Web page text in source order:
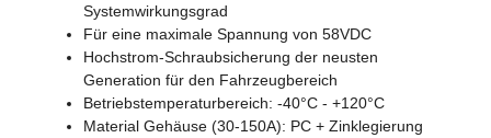
Systemwirkungsgrad
Für eine maximale Spannung von 58VDC
Hochstrom-Schraubsicherung der neusten
Generation für den Fahrzeugbereich
Betriebstemperaturbereich: -40°C - +120°C
Material Gehäuse (30-150A): PC + Zinklegierung